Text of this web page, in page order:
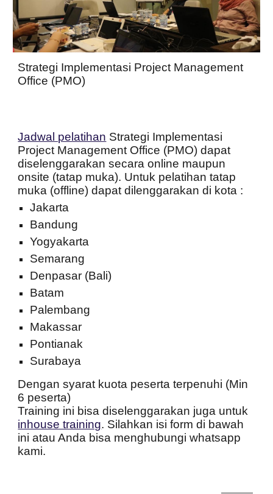
Strategi Implementasi Project Management
Office (PMO)
Jadwal pelatihan Strategi Implementasi
Project Management Office (PMO) dapat
diselenggarakan secara online maupun
onsite (tatap muka). Untuk pelatihan tatap
muka (offline) dapat dilenggarakan di kota :
Jakarta
Bandung
Yogyakarta
Semarang
Denpasar (Bali)
Batam
Palembang
Makassar
Pontianak
Surabaya
Dengan syarat kuota peserta terpenuhi (Min
6 peserta)
Training ini bisa diselenggarakan juga untuk
inhouse training. Silahkan isi form di bawah
ini atau Anda bisa menghubungi whatsapp
kami.